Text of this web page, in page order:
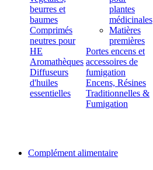
beurres et
baumes
Comprimés
neutres pour
HE
Aromathèques
Diffuseurs
d'huiles
essentielles
plantes
médicinales
Matières
premières
Portes encens et
accessoires de
fumigation
Encens, Résines
Traditionnelles &
Fumigation
Complément alimentaire